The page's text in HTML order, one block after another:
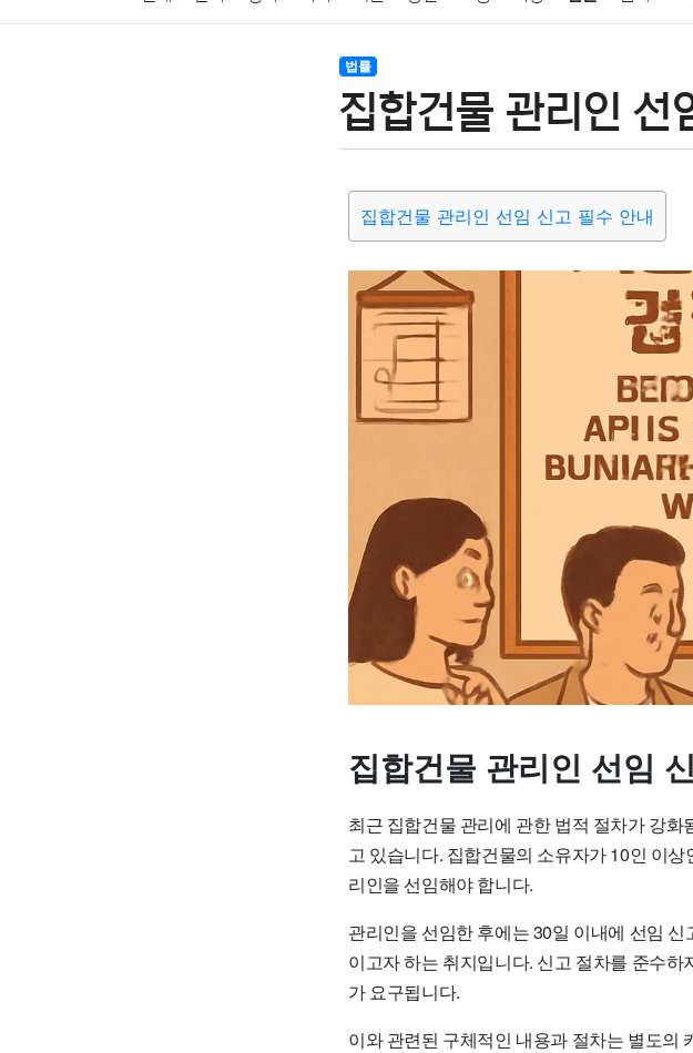
결혼 육아
기술 종교 사회 정치 건강 의료
법률
집합건물 관리인 선
집합건물 관리인 선임 신고 필수 안내
집합건물 관리인 선임
최근 집합건물 관리에 관한 법적 절차가 강
고 있습니다. 집합건물의 소유자가 10인 이
리인을 선임해야 합니다.
관리인을 선임한 후에는 30일 이내에 선임
이고자 하는 취지입니다. 신고 절차를 준수
가 요구됩니다.
이와 관련된 구체적인 내용과 절차는 별도의